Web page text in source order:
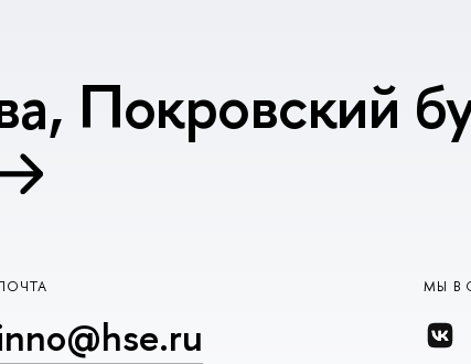
Покровский
МЫ В